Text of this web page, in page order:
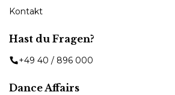
Kontakt
Hast du Fragen?
+49 40 / 896 000
Dance Affairs